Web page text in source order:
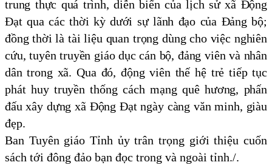
trung thực quá trình, diễn biến của lịch sử xã Động
Đạt qua các thời kỳ dưới sự lãnh đạo của Đảng bộ;
đồng thời là tài liệu quan trọng dùng cho việc nghiên
cứu, tuyên truyền giáo dục cán bộ, đảng viên và nhân
dân trong xã. Qua đó, động viên thế hệ trẻ tiếp tục
phát huy truyền thống cách mạng quê hương, phấn
đấu xây dựng xã Động Đạt ngày càng văn minh, giàu
đẹp.
Ban Tuyên giáo Tỉnh ủy trân trọng giới thiệu cuốn
sách tới đông đảo bạn đọc trong và ngoài tỉnh./.